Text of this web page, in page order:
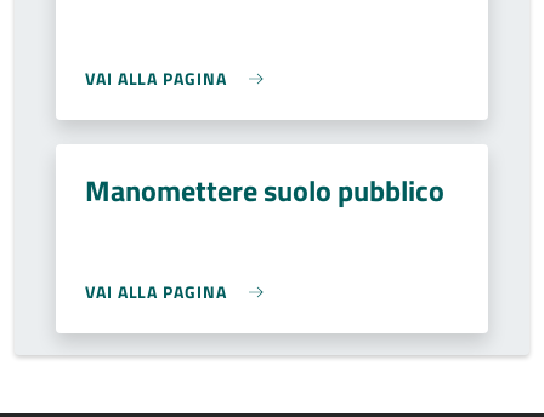
VAI ALLA PAGINA
Manomettere suolo pubblico
VAI ALLA PAGINA